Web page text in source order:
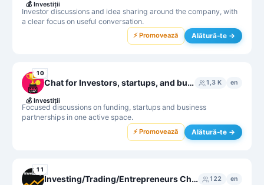
Investor discussions and idea sharing around the company, with
a clear focus on useful conversation.
💰 Investiții
⚡ Promovează Alătură-te →
10
Chat for Investors, startups, and business partnerships 1,3 K en
Focused discussions on funding, startups and business
partnerships in one active space.
💰 Investiții
⚡ Promovează Alătură-te →
11
Investing/Trading/Entrepreneurs Chat 122 en